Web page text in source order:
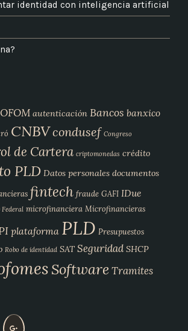
identidad con inteligencia artificial
autenticación Bancos banxico
CNBVcondusef Congreso
de Cartera criptomonedas crédito
PLD Datos personales documentos
fintech fraude GAFI IDue
Federal microfinanciera Microfinancieras
plataforma PLD Presupuestos
Robo de identidad SAT Seguridad SHCP
SoftwareTramites